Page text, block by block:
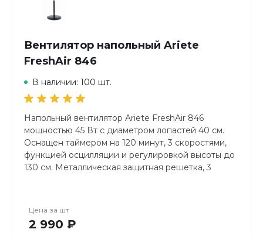
Вентилятор напольный Ariete
FreshAir 846
В наличии: 100 шт.
Напольный вентилятор Ariete FreshAir 846
мощностью 45 Вт с диаметром лопастей 40 см.
Оснащен таймером на 120 минут, 3 скоростями,
функцией осцилляции и регулировкой высоты до
130 см. Металлическая защитная решетка, 3
Цена за шт
2 990 ₽